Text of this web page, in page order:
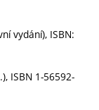
vydání), ISBN:
ISBN 1-56592-